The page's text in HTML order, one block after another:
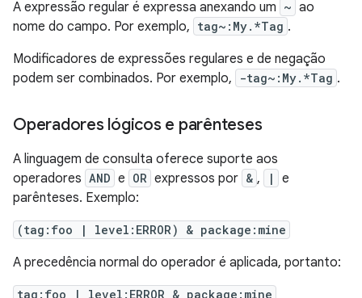
A expressão regular é expressa anexando um ~ ao
nome do campo. Por exemplo, tag~:My.*Tag .
Modificadores de expressões regulares e de negação
podem ser combinados. Por exemplo,
-tag~:My.*Tag .
Operadores lógicos e parênteses
A linguagem de consulta oferece suporte aos
operadores AND e OR expressos por & , |
e
parênteses. Exemplo:
(tag:foo | level:ERROR) & package:mine
A precedência normal do operador é aplicada, portanto:
tag:foo | level:ERROR & package:mine